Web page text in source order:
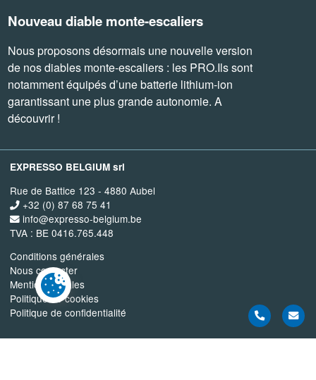
Nouveau diable monte-escaliers
Nous proposons désormais une nouvelle version
de nos diables monte-escaliers : les PRO.Ils sont
notamment équipés d’une batterie lithium-ion
garantissant une plus grande autonomie. A
découvrir !
EXPRESSO BELGIUM srl
Rue de Battice 123 - 4880 Aubel
+32 (0) 87 68 75 41
info@expresso-belgium.be
TVA : BE 0416.765.448
Conditions générales
Nous contacter
Mentions légales
Politique de cookies
Politique de confidentialité